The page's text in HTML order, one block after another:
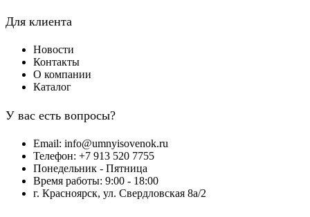
Для клиента
Новости
Контакты
О компании
Каталог
У вас есть вопросы?
Email: info@umnyisovenok.ru
Телефон: +7 913 520 7755
Понедельник - Пятница
Время работы: 9:00 - 18:00
г. Красноярск, ул. Свердловская 8а/2